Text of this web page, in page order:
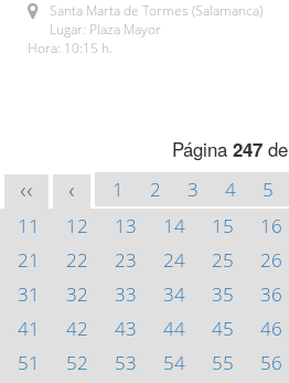
Santa Marta de Tormes (Salamanca)
Lugar: Plaza Mayor
Hora: 10:15 h.
Página 247de
<< < 1 2 3 4 5
11
12 13 14 15 16
21
22 23 24 25 26
31
32 33 34 35 36
41
42 43 44 45 46
51
52 53 54 55 56